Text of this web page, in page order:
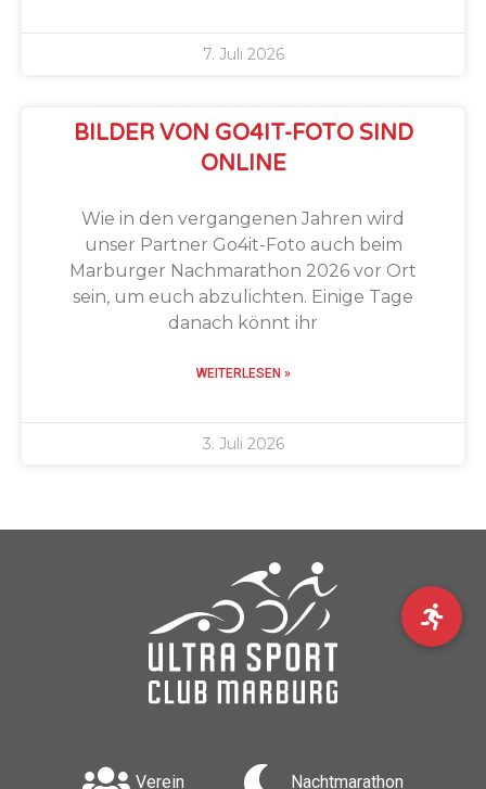
7. Juli 2026
BILDER VON GO4IT-FOTO SIND
ONLINE
Wie in den vergangenen Jahren wird
unser Partner Go4it-Foto auch beim
Marburger Nachmarathon 2026 vor Ort
sein, um euch abzulichten. Einige Tage
danach könnt ihr
WEITERLESEN »
3. Juli 2026
Verein Nachtmarathon